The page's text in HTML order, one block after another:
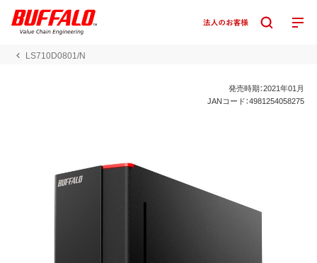
LS710D0801/N
発売時期：2021年01月
JANコード：4981254058275